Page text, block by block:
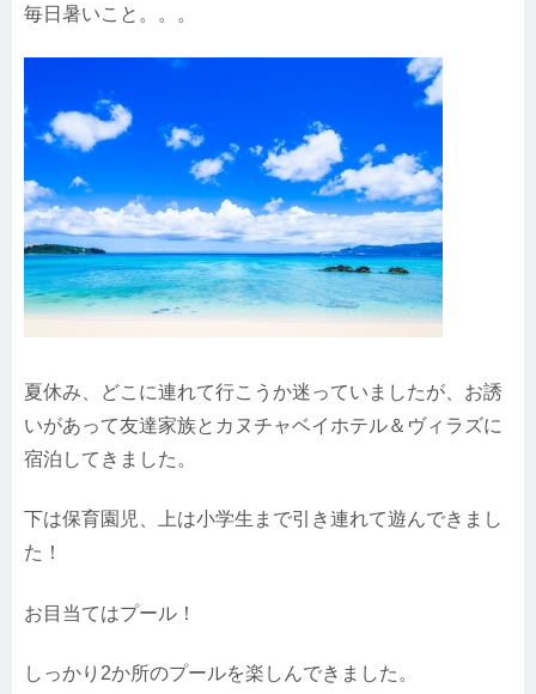
毎日暑いこと。。。
夏休み、どこに連れて行こうか迷っていましたが、お誘
いがあって友達家族とカヌチャベイホテル＆ヴィラズに
宿泊してきました。
下は保育園児、上は小学生まで引き連れて遊んできまし
た！
お目当てはプール！
しっかり2か所のプールを楽しんできました。